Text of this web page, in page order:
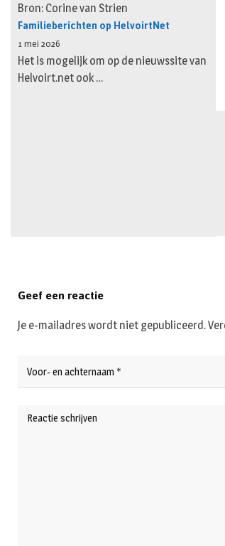
Bron: Corine van Strien
Familieberichten op HelvoirtNet
1 mei 2026
Het is mogelijk om op de nieuwssite van
Helvoirt.net ook …
Geef een reactie
Je e-mailadres wordt niet gepubliceerd.